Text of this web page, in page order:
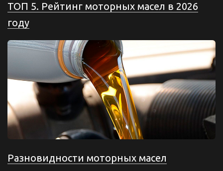
ТОП 5. Рейтинг моторных масел в 2026
году
Разновидности моторных масел